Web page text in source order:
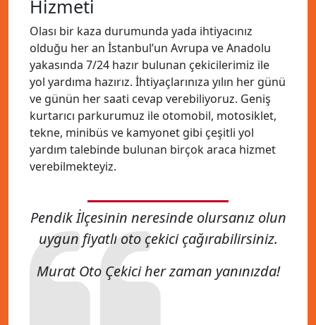
Hizmeti
Olası bir kaza durumunda yada ihtiyacınız
olduğu her an İstanbul’un Avrupa ve Anadolu
yakasında 7/24 hazır bulunan çekicilerimiz ile
yol yardıma hazırız. İhtiyaçlarınıza yılın her günü
ve günün her saati cevap verebiliyoruz. Geniş
kurtarıcı parkurumuz ile otomobil, motosiklet,
tekne, minibüs ve kamyonet gibi çeşitli yol
yardım talebinde bulunan birçok araca hizmet
verebilmekteyiz.
Pendik İlçesinin neresinde olursanız olun
uygun fiyatlı oto çekici çağırabilirsiniz.
Murat Oto Çekici her zaman yanınızda!